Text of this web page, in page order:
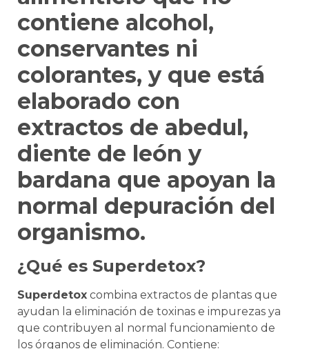
contiene alcohol,
conservantes ni
colorantes, y que está
elaborado con
extractos de abedul,
diente de león y
bardana que apoyan la
normal depuración del
organismo.
¿Qué es Superdetox?
Superdetox combina extractos de plantas que
ayudan la eliminación de toxinas e impurezas ya
que contribuyen al normal funcionamiento de
los órganos de eliminación. Contiene: